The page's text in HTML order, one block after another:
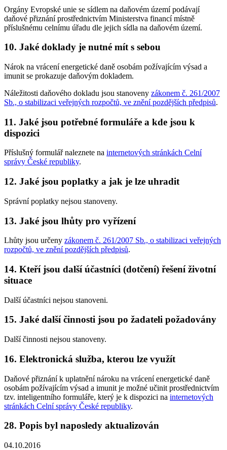
Orgány Evropské unie se sídlem na daňovém území podávají
daňové přiznání prostřednictvím Ministerstva financí místně
příslušnému celnímu úřadu dle jejich sídla na daňovém území.
10. Jaké doklady je nutné mít s sebou
Nárok na vrácení energetické daně osobám požívajícím výsad a
imunit se prokazuje daňovým dokladem.
Náležitosti daňového dokladu jsou stanoveny zákonem č. 261/2007
Sb., o stabilizaci veřejných rozpočtů, ve znění pozdějších předpisů.
11. Jaké jsou potřebné formuláře a kde jsou k
dispozici
Příslušný formulář naleznete na internetových stránkách Celní
správy České republiky.
12. Jaké jsou poplatky a jak je lze uhradit
Správní poplatky nejsou stanoveny.
13. Jaké jsou lhůty pro vyřízení
Lhůty jsou určeny zákonem č. 261/2007 Sb., o stabilizaci veřejných
rozpočtů, ve znění pozdějších předpisů.
14. Kteří jsou další účastníci (dotčení) řešení životní
situace
Další účastníci nejsou stanoveni.
15. Jaké další činnosti jsou po žadateli požadovány
Další činnosti nejsou stanoveny.
16. Elektronická služba, kterou lze využít
Daňové přiznání k uplatnění nároku na vrácení energetické daně
osobám požívajícím výsad a imunit je možné učinit prostřednictvím
tzv. inteligentního formuláře, který je k dispozici na internetových
stránkách Celní správy České republiky.
28. Popis byl naposledy aktualizován
04.10.2016